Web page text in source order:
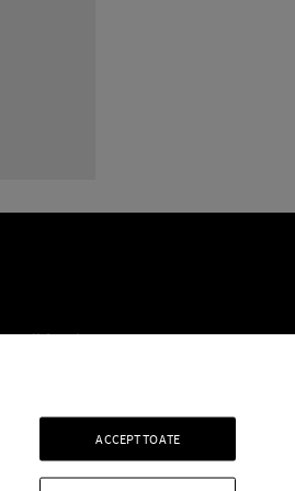
Politica de
ACCEPT TOATE